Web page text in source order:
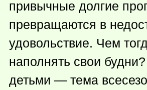
привычные долгие
превращаются в
удовольствие. Чем
наполнять свои
детьми — тема